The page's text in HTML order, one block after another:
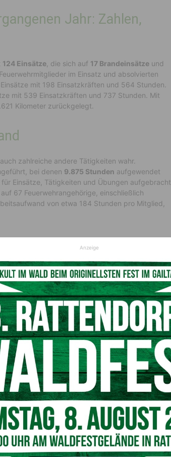
Jahr: Zahlen,
124 Einsätze , die sich auf 17 Brandeinsätze und
im Einsatz und absolvierten
mit 198 Einsatzkräften und 564 Stunden.
mit 539 Einsatzkräften und 737 Stunden. Mit
Kilometer zurückgelegt.
zahlreiche andere Tätigkeiten wahr.
bei denen 9.875 Stunden aufgewendet
Einsätze, Tätigkeiten und Übungen aufgebracht
67 Feuerwehrangehörige, einschließlich
von etwa 184 Stunden pro Mitglied,
ist ein wesentlicher Bestandteil der Arbeit. Im
an18 Lehrgängen und Seminaren
nicht nur das Fachwissen, sondern auch den
Dominik Gilgenreiner, Maximilian Krakolinig,
Steve Shea und Miriam Steiner
Anzeige